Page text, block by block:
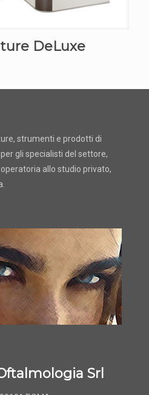
DeLuxe
strumenti e prodotti di
gli specialisti del settore,
allo studio privato,
Srl